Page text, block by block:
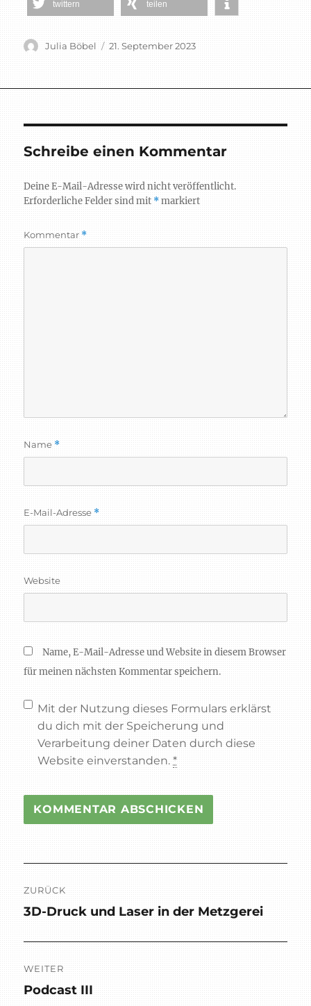
twittern teilen
Autor
Julia Böbel
Veröffentlicht
21. September 2023
Schreibe einen Kommentar
Deine E-Mail-Adresse wird nicht veröffentlicht.
Erforderliche Felder sind mit *markiert
Kommentar *
Name *
E-Mail-Adresse *
Website
Name, E-Mail-Adresse und Website in diesem Browser
für meinen nächsten Kommentar speichern.
Mit der Nutzung dieses Formulars erklärst
du dich mit der Speicherung und
Verarbeitung deiner Daten durch diese
Website einverstanden.*
ZURÜCK
Vorheriger
3D-Druck und Laser in der Metzgerei
WEITER
Nächster
Podcast III